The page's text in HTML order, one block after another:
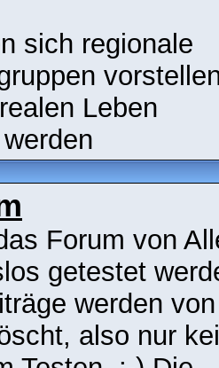
sich regionale
Leben
Forum von
getestet
werden
also nur